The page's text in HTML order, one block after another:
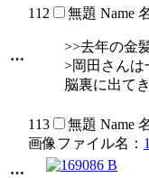
…
112 無題 Name
>>去年の金
>岡田さんは
脳裏に出て
…
113 無題 Name
画像ファイル名：